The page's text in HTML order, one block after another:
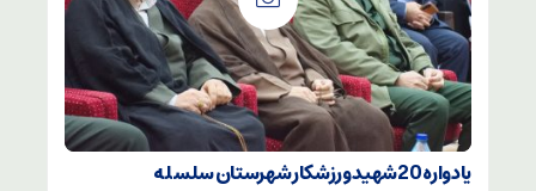
یادواره 20شهید ورزشکار شهرستان سلسله